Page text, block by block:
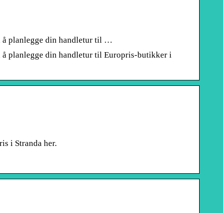
å planlegge din handletur til …
å planlegge din handletur til Europris-butikker i
i Stranda her.